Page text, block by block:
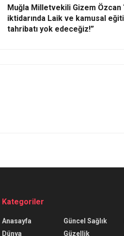
Muğla Milletvekili Gizem Özcan
iktidarında Laik ve kamusal
tahribatı yok edeceğiz!”
Kategoriler
Anasayfa
Dünya
Güncel Sağlık
Güzellik